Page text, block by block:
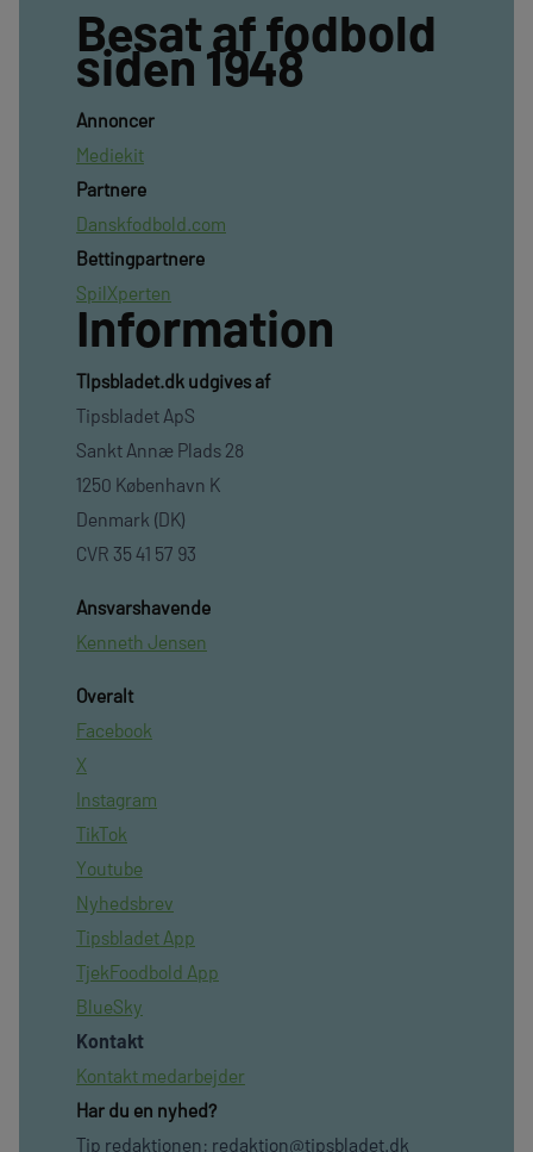
Besat af fodbold
siden 1948
Annoncer
Mediekit
Partnere
Danskfodbold.com
Bettingpartnere
SpilXperten
Information
TIpsbladet.dk udgives af
Tipsbladet ApS
Sankt Annæ Plads 28
1250 København K
Denmark (DK)
CVR 35 41 57 93
Ansvarshavende
Kenneth Jensen
Overalt
Facebook
X
Instagram
TikTok
Youtube
Nyhedsbrev
Tipsbladet App
TjekFoodbold App
BlueSky
Kontakt
Kontakt medarbejder
Har du en nyhed?
Tip redaktionen: redaktion@tipsbladet.dk